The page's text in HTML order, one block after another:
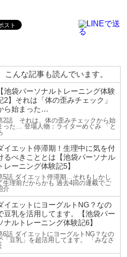
こんな記事も読んでいます。
【池袋パーソナルトレーニング体験
2】それは「体の歪みチェック」
ら始まった…
2話 それは、体の歪みチェックから始
った… 登場人物：ライターめぐみ 「と
イエット停滞期！生理中に気を付
るべきこととは【池袋パーソナル
レーニング体験記5】
5話 ダイエット停滞期…それもしかし
生理前だからかも 過去4回の連載でご
介
イエットにヨーグルトNG？なの
豆乳を活用してます。【池袋パー
ナルトレーニング体験記6】
6話 ダイエットにヨーグルトNG？なの
「豆乳」を超活用してます。 「みなさ